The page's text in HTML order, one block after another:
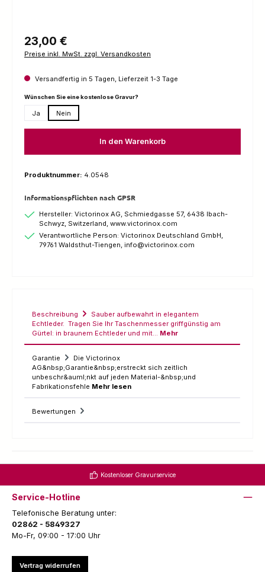
Regulärer Preis:
23,00 €
Preise inkl. MwSt. zzgl. Versandkosten
Versandfertig in 5 Tagen, Lieferzeit 1-3 Tage
Wünschen Sie eine kostenlose Gravur?auswählen
Ja Nein
In den Warenkorb
Produktnummer: 4.0548
Informationspflichten nach GPSR
Hersteller: Victorinox AG, Schmiedgasse 57, 6438 Ibach-
Schwyz, Switzerland, www.victorinox.com
Verantwortliche Person: Victorinox Deutschland GmbH,
79761 Waldsthut-Tiengen, info@victorinox.com
Beschreibung
Sauber aufbewahrt in elegantem
Echtleder. Tragen Sie Ihr Taschenmesser griffgünstig am
Gürtel: in braunem Echtleder und mit… Mehr
Garantie
Die Victorinox
AG&nbsp;Garantie&nbsp;erstreckt sich zeitlich
unbeschr&auml;nkt auf jeden Material-&nbsp;und
Fabrikationsfehle Mehr lesen
Bewertungen
Kostenloser Gravurservice
Service-Hotline
Telefonische Beratung unter:
02862 - 5849327
Mo-Fr, 09:00 - 17:00 Uhr
Vertrag widerrufen